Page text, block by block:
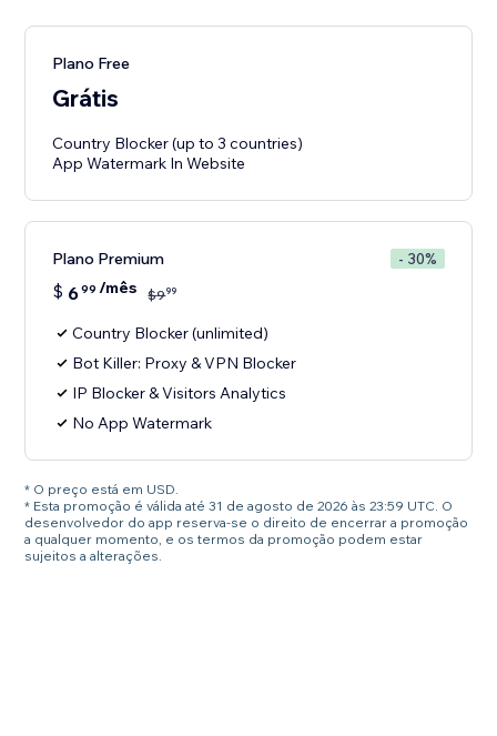
Plano Free
Grátis
Country Blocker (up to 3 countries)
App Watermark In Website
Plano Premium - 30%
$ 699 /mês $999
Country Blocker (unlimited)
Bot Killer: Proxy & VPN Blocker
IP Blocker & Visitors Analytics
No App Watermark
* O preço está em USD.
* Esta promoção é válida até 31 de agosto de 2026 às 23:59 UTC. O
desenvolvedor do app reserva-se o direito de encerrar a promoção
a qualquer momento, e os termos da promoção podem estar
sujeitos a alterações.